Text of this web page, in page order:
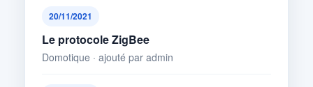
20/11/2021
Le protocole ZigBee
Domotique · ajouté par admin